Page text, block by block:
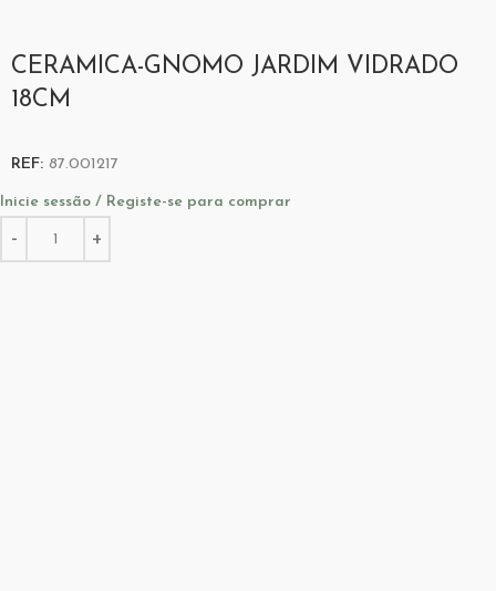
CERAMICA-GNOMO JARDIM VIDRADO
18CM
REF: 87.001217
Inicie sessão / Registe-se para comprar